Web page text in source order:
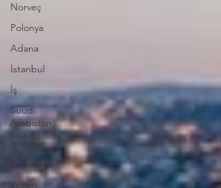
Norveç
Polonya
Adana
İstanbul
İş
Suudi
Arabistan
Internet
Sinema
Yaşam